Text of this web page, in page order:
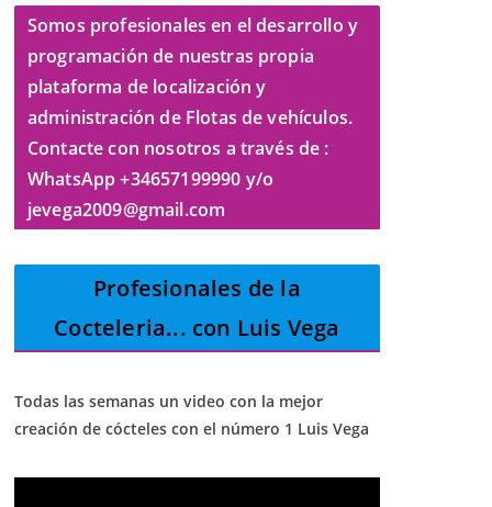
Somos profesionales en el desarrollo y
programación de nuestras propia
plataforma de localización y
administración de Flotas de vehículos.
Contacte con nosotros a través de :
WhatsApp +34657199990 y/o
jevega2009@gmail.com
Profesionales de la
Cocteleria... con Luis Vega
Todas las semanas un video con la mejor
creación de cócteles con el número 1 Luis Vega